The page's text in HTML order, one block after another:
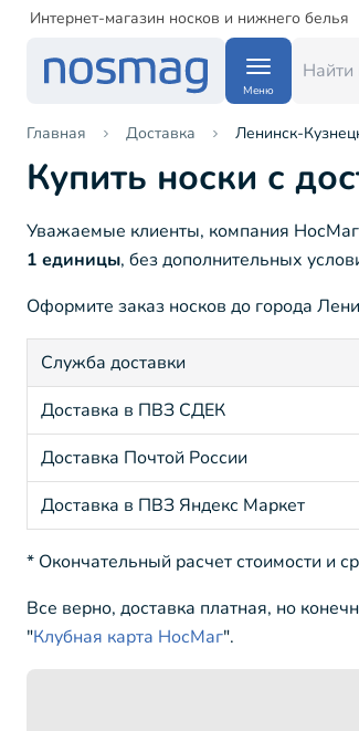
Интернет-магазин носков и нижнего белья
Меню
Главная Доставка Ленинск-
Купить носки с
Уважаемые клиенты, компания НосМаг
1 единицы, без дополнительных
Оформите заказ носков до города
Служба доставки
Доставка в ПВЗ СДЕК
Доставка Почтой России
Доставка в ПВЗ Яндекс Маркет
* Окончательный расчет стоимости и
Все верно, доставка платная, но
"Клубная карта НосМаг".